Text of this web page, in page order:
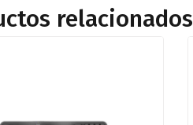
relacionados